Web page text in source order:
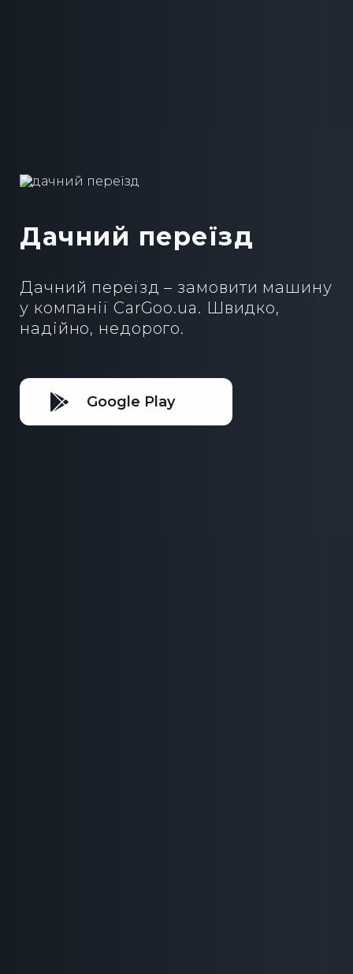
Дачний переїзд
Дачний переїзд – замовити машину
у компанії CarGoo.ua. Швидко,
надійно, недорого.
Google Play